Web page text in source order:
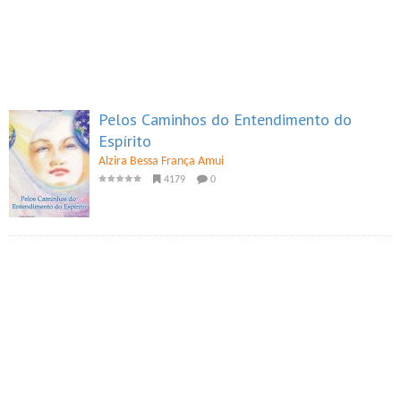
Pelos Caminhos do Entendimento do
Espírito
Alzira Bessa França Amui
4179 0